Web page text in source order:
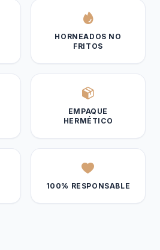
HORNEADOS NO
FRITOS
EMPAQUE
HERMÉTICO
100% RESPONSABLE